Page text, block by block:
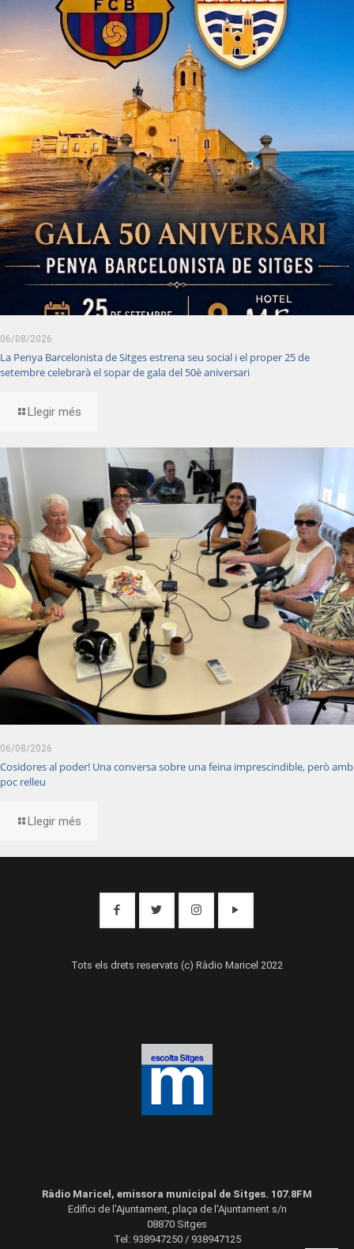
06/08/2026
La Penya Barcelonista de Sitges estrena seu social i el proper 25 de
setembre celebrarà el sopar de gala del 50è aniversari
Llegir més
06/08/2026
Cosidores al poder! Una conversa sobre una feina imprescindible, però amb
poc relleu
Llegir més
Tots els drets reservats (c) Ràdio Maricel 2022
Ràdio Maricel, emissora municipal de Sitges. 107.8FM
Edifici de l'Ajuntament, plaça de l'Ajuntament s/n
08870 Sitges
Tel: 938947250 / 938947125